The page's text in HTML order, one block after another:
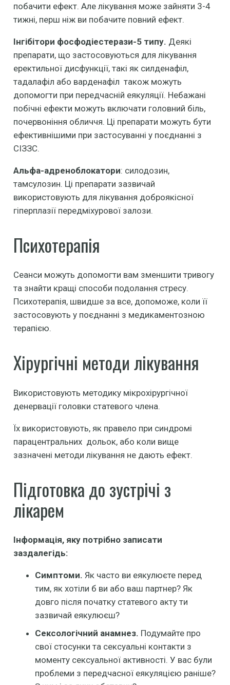
побачити ефект. Але лікування може зайняти 3-4
тижні, перш ніж ви побачите повний ефект.
Інгібітори фосфодіестерази-5 типу. Деякі
препарати, що застосовуються для лікування
еректильної дисфункції, такі як силденафіл,
тадалафіл або варденафіл також можуть
допомогти при передчасній еякуляції. Небажані
побічні ефекти можуть включати головний біль,
почервоніння обличчя. Ці препарати можуть бути
ефективнішими при застосуванні у поєднанні з
СІЗЗС.
Альфа-адреноблокатори: силодозин,
тамсулозин. Ці препарати зазвичай
використовують для лікування доброякісної
гіперплазії передміхурової залози.
Психотерапія
Сеанси можуть допомогти вам зменшити тривогу
та знайти кращі способи подолання стресу.
Психотерапія, швидше за все, допоможе, коли її
застосовують у поєднанні з медикаментозною
терапією.
Хірургічні методи лікування
Використовують методику мікрохірургічної
денервації головки статевого члена.
Їх використовують, як правело при синдромі
парацентральних дольок, або коли вище
зазначені методи лікування не дають ефект.
Підготовка до зустрічі з
лікарем
Інформація, яку потрібно записати
заздалегідь:
Симптоми. Як часто ви еякулюєте перед
тим, як хотіли б ви або ваш партнер? Як
довго після початку статевого акту ти
зазвичай еякулюєш?
Сексологічний анамнез. Подумайте про
свої стосунки та сексуальні контакти з
моменту сексуальної активності. У вас були
проблеми з передчасної еякуляцією раніше?